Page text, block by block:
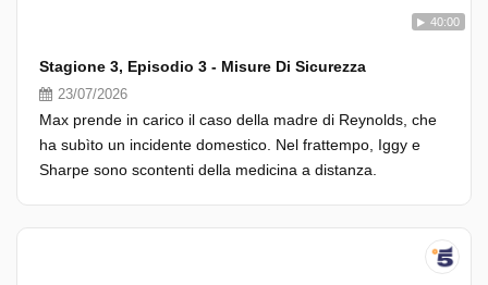
40:00
Stagione 3, Episodio 3 - Misure Di Sicurezza
23/07/2026
Max prende in carico il caso della madre di Reynolds, che
ha subìto un incidente domestico. Nel frattempo, Iggy e
Sharpe sono scontenti della medicina a distanza.